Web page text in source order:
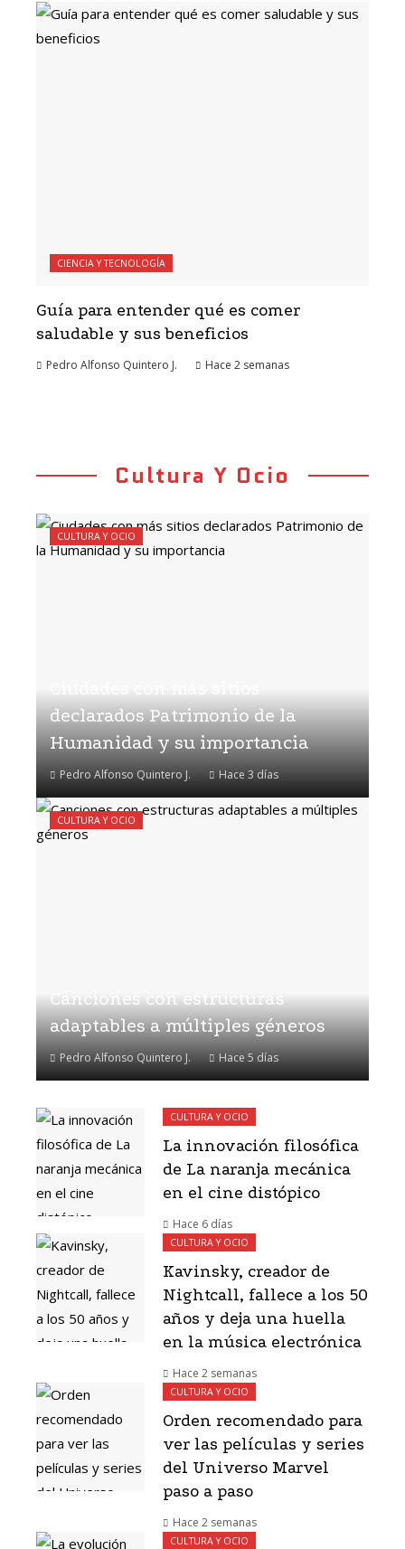
CIENCIA Y TECNOLOGÍA
Guía para entender qué es comer
saludable y sus beneficios
Pedro Alfonso Quintero J. Hace 2 semanas
Cultura Y Ocio
declarados Patrimonio de la
Humanidad y su importancia
Pedro Alfonso Quintero J. Hace 3 días
CULTURA Y OCIO
Canciones con estructuras
adaptables a múltiples géneros
Pedro Alfonso Quintero J. Hace 5 días
CULTURA Y OCIO
CULTURA Y OCIO
La innovación filosófica
de La naranja mecánica
en el cine distópico
Hace 6 días
CULTURA Y OCIO
Kavinsky, creador de
Nightcall, fallece a los 50
años y deja una huella
en la música electrónica
Hace 2 semanas
CULTURA Y OCIO
Orden recomendado para
ver las películas y series
del Universo Marvel
paso a paso
Hace 2 semanas
CULTURA Y OCIO